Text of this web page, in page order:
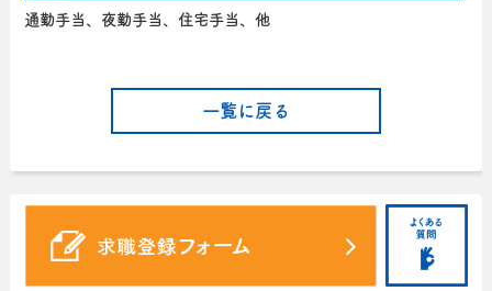
通勤手当、夜勤手当、住宅手当、他
一覧に戻る